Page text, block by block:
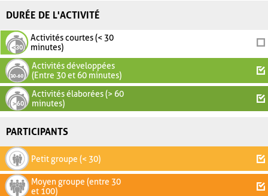
DURÉE DE L'ACTIVITÉ
Activités courtes (< 30
minutes)
Activités développées
(Entre 30 et 60 minutes)
Activités élaborées (> 60
minutes)
PARTICIPANTS
Petit groupe (< 30)
Moyen groupe (entre 30
et 100)